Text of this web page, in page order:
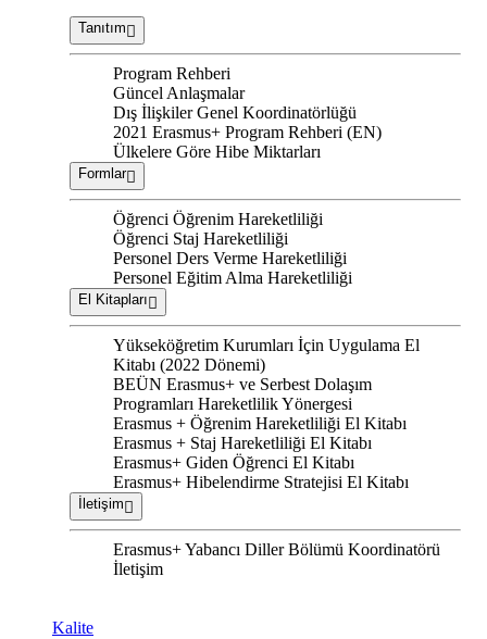
Tanıtım
Program Rehberi
Güncel Anlaşmalar
Dış İlişkiler Genel Koordinatörlüğü
2021 Erasmus+ Program Rehberi (EN)
Ülkelere Göre Hibe Miktarları
Formlar
Öğrenci Öğrenim Hareketliliği
Öğrenci Staj Hareketliliği
Personel Ders Verme Hareketliliği
Personel Eğitim Alma Hareketliliği
El Kitapları
Yükseköğretim Kurumları İçin Uygulama El
Kitabı (2022 Dönemi)
BEÜN Erasmus+ ve Serbest Dolaşım
Programları Hareketlilik Yönergesi
Erasmus + Öğrenim Hareketliliği El Kitabı
Erasmus + Staj Hareketliliği El Kitabı
Erasmus+ Giden Öğrenci El Kitabı
Erasmus+ Hibelendirme Stratejisi El Kitabı
İletişim
Erasmus+ Yabancı Diller Bölümü Koordinatörü
İletişim
Kalite